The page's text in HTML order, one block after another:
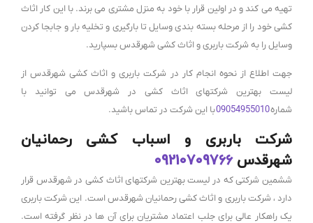
تهیه می کند و در اولین قرار با خود به منزل مشتری می برند. با این کار اثاث
کشی خود را از مرحله بسته بندی وسایل تا بارگیری و تخلیه بار و جابجا کردن
وسایل را به شرکت باربری و اثاث کشی شهرقدس بسپارید.
جهت اطلاع از نحوه انجام کار در شرکت باربری و اثاث کشی شهرقدس از
لیست بهترین شرکتهای اثاث کشی در شهرقدس می توانید با
شماره09054955010با این شرکت در تماس باشید.
شرکت باربری و اسباب کشی رحمانیان
شهرقدس 09210709766
ششمین شرکتی که در لیست بهترین شرکتهای اثاث کشی در شهرقدس قرار
دارد ، شرکت باربری و اثاث کشی رحمانیان شهرقدس است. این شرکت باربری
یک راهکار عالی برای جلب اعتماد مشتریان برای آن ها در نظر گرفته است.